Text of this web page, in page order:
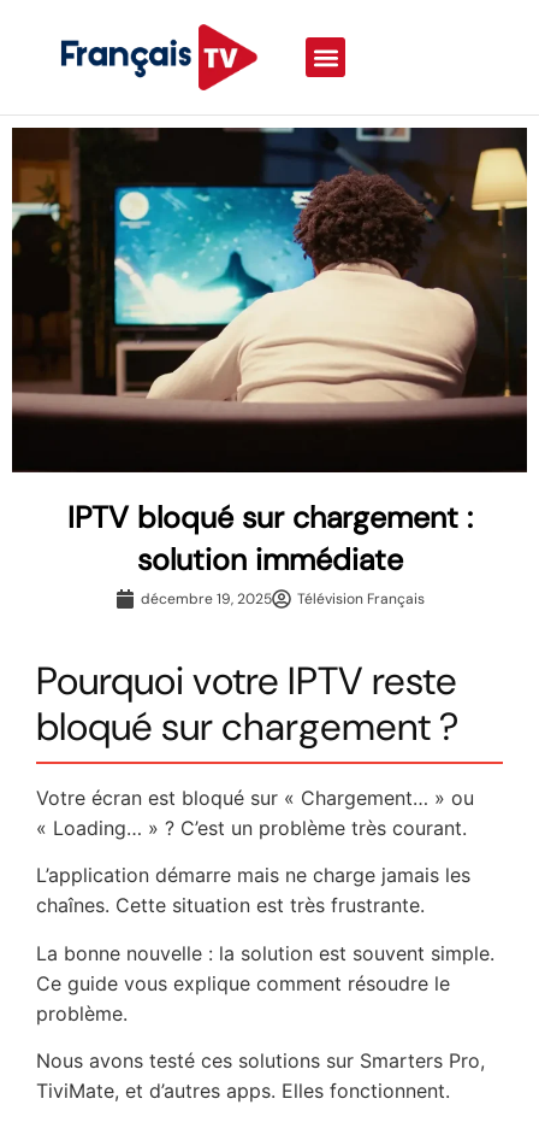
IPTV bloqué sur chargement :
solution immédiate
décembre 19, 2025 Télévision Français
Pourquoi votre IPTV reste
bloqué sur chargement ?
Votre écran est bloqué sur « Chargement… » ou
« Loading… » ? C’est un problème très courant.
L’application démarre mais ne charge jamais les
chaînes. Cette situation est très frustrante.
La bonne nouvelle : la solution est souvent simple.
Ce guide vous explique comment résoudre le
problème.
Nous avons testé ces solutions sur Smarters Pro,
TiviMate, et d’autres apps. Elles fonctionnent.